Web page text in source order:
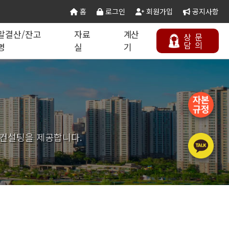
홈 로그인 회원가입 공지사항
결산/잔고
자료
실
계산
기
상
담
문
의
사업
정보통신공사업
주택건설사업자
부동산개발업
석면해제제거업
에너지절약전문기업
정비사업전문관리업
승강기유지관리업
상담하기
연말결산/잔고증명
별지서식 건설공무서식
설팅을 제공합니다.